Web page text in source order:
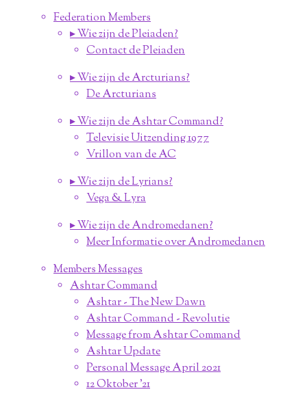
Federation Members
▸ Wie zijn de Pleiaden?
Contact de Pleiaden
▸ Wie zijn de Arcturians?
De Arcturians
▸ Wie zijn de Ashtar Command?
Televisie Uitzending 1977
Vrillon van de AC
▸ Wie zijn de Lyrians?
Vega & Lyra
▸ Wie zijn de Andromedanen?
Meer Informatie over Andromedanen
Members Messages
Ashtar Command
Ashtar - The New Dawn
Ashtar Command - Revolutie
Message from Ashtar Command
Ashtar Update
Personal Message April 2021
12 Oktober '21